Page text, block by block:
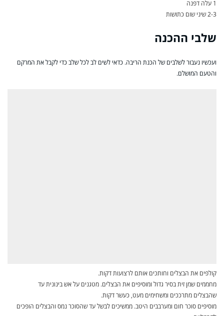
1 עלה דפנה
2-3 שיני שום כתושות
שלבי ההכנה
ועכשיו נעבור לשלבים של הכנת הריבה. כדאי לשים לב לכל שלב כדי לקבל את המרקם
והטעם המושלם.
קולפים את הבצלים וחותכים אותם לרצועות דקות.
מחממים שמן זית בסיר גדול ומוסיפים את הבצלים. מטגנים על אש בינונית עד
שהבצלים מתרככים ומשחימים מעט, כעשר דקות.
מוסיפים סוכר חום ומערבבים היטב. ממשיכים לבשל עד שהסוכר נמס והבצלים הופכים